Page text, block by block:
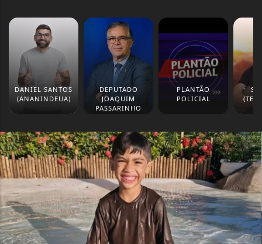
DANIEL SANTOS
(ANANINDEUA)
DEPUTADO
JOAQUIM
PASSARINHO
PLANTÃO
POLICIAL